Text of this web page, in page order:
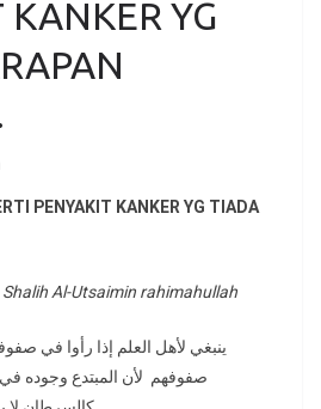
KANKER YG
PENYAKIT KANKER YG TIADA
Al-Utsaimin rahimahullah
ينبغي لأهل العلم إذا رأوا في
صفوفهم لأن المبتدع وجوده